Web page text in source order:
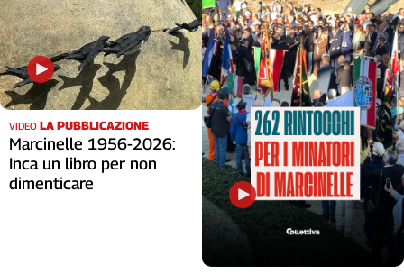
VIDEO LA PUBBLICAZIONE
Marcinelle 1956-2026:
Inca un libro per non
dimenticare